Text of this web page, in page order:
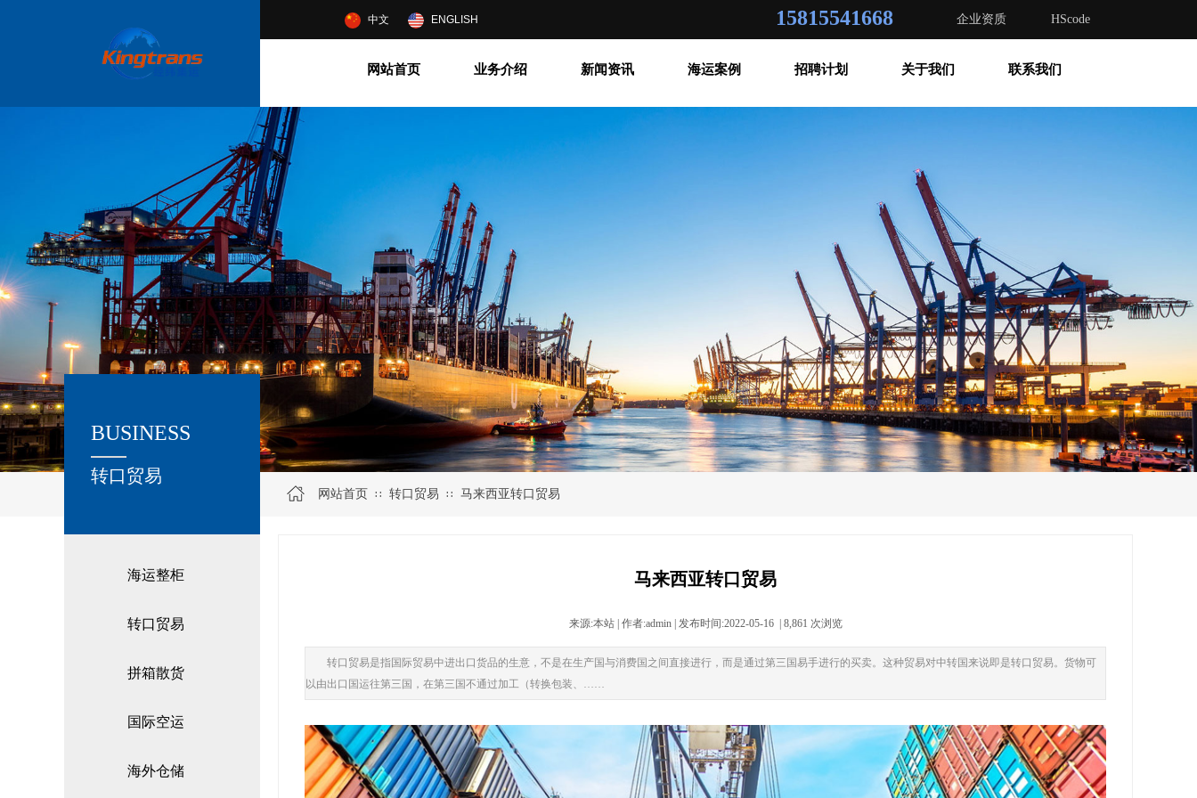
网站首页 业务介绍 新闻资讯 海运案例 招聘计划 关于我们 联系我们
中文 ENGLISH HScode
企业资质
15815541668
海运整柜
转口贸易
拼箱散货
国际空运
海外仓储
关于我们
转口贸易
BUSINESS
网站首页 ∷ 转口贸易 ∷ 马来西亚转口贸易
马来西亚转口贸易
来源:本站 作者:admin 发布时间:2022-05-16 8,861 次浏览
转口贸易是指国际贸易中进出口货品的生意，不是在生产国与消费国之间直接进行，而是通过第三国易手进行的买卖。这种贸易对中转国来说即是转口贸易。货物可
以由出口国运往第三国，在第三国不通过加工（转换包装、……